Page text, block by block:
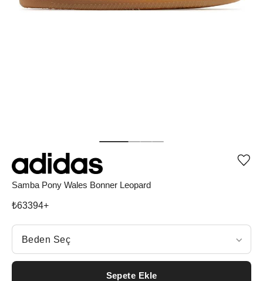
Samba Pony Wales Bonner Leopard
₺63394+
Beden Seç
Beden Seç
Sepete Ekle